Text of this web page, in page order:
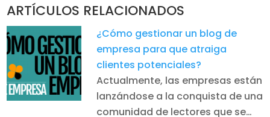
ARTÍCULOS RELACIONADOS
¿Cómo gestionar un blog de
empresa para que atraiga
clientes potenciales?
Actualmente, las empresas están
lanzándose a la conquista de una
comunidad de lectores que se…